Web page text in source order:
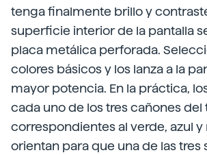
tenga finalmente brillo y
superficie interior de la pantalla
placa metálica perforada.
colores básicos y los lanza a la
mayor potencia. En la práctica,
cada uno de los tres cañones del
correspondientes al verde, azul y
orientan para que una de las tres